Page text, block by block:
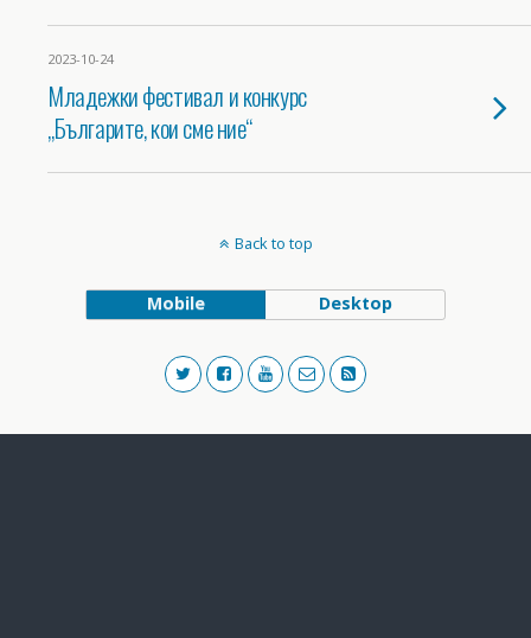
2023-10-24
Младежки фестивал и конкурс
„Българите, кои сме ние“
Back to top
Mobile Desktop